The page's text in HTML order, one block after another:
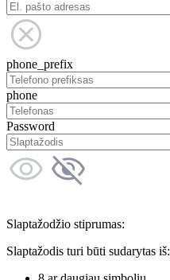
phone_prefix
phone
Password
Slaptažodžio stiprumas:
Slaptažodis turi būti sudarytas iš: